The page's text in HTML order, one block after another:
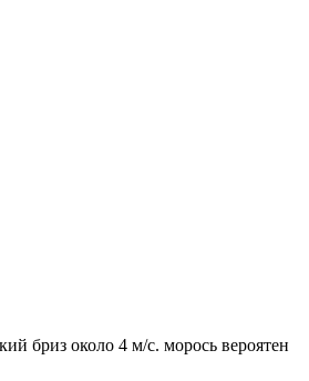
бриз около 4 м/с. морось вероятен